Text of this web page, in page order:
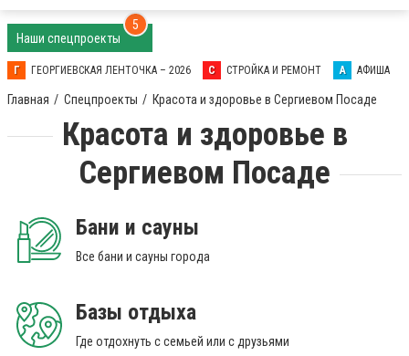
Наши спецпроекты
5
Г ГЕОРГИЕВСКАЯ ЛЕНТОЧКА – 2026 С СТРОЙКА И РЕМОНТ А АФИША
Главная Спецпроекты Красота и здоровье в Сергиевом Посаде
Красота и здоровье в
Сергиевом Посаде
Бани и сауны
Все бани и сауны города
Базы отдыха
Где отдохнуть с семьей или с друзьями